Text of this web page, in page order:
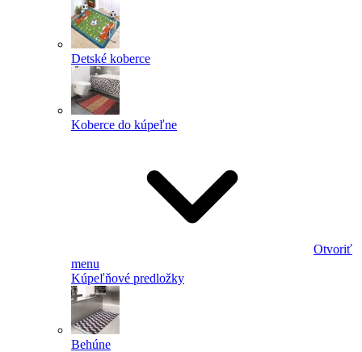
Detské koberce
Koberce do kúpeľne
Otvoriť
menu
Kúpeľňové predložky
Behúne